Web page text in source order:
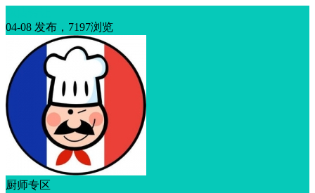
04-08 发布，7197浏览
厨师专区